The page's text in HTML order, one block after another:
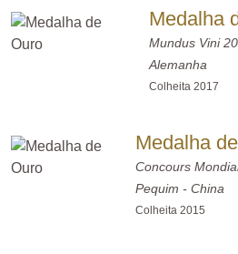
Medalha
Mundus Vini
Alemanha
Colheita 2017
Medalha
Concours
Pequim - China
Colheita 2015